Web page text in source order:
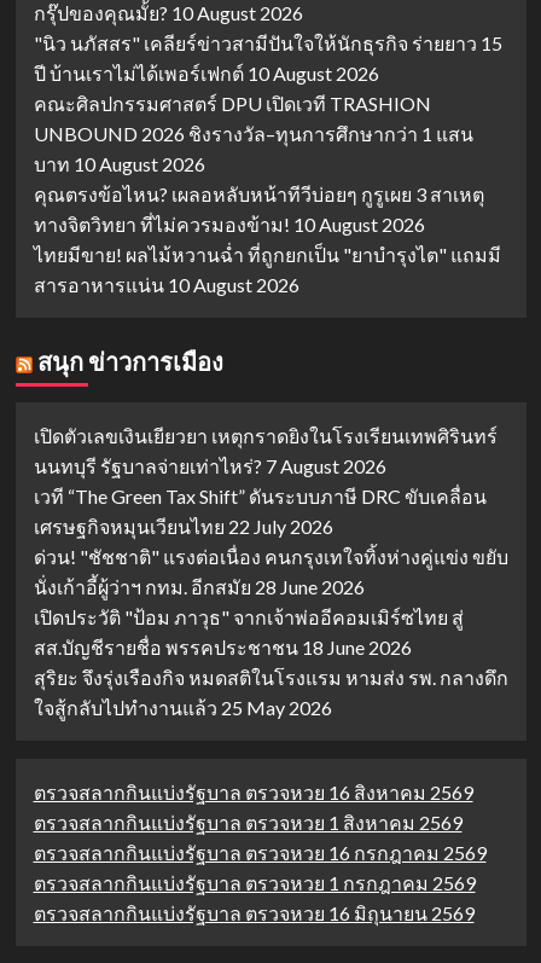
กรุ๊ปของคุณมั้ย? 10 August 2026
"นิว นภัสสร" เคลียร์ข่าวสามีปันใจให้นักธุรกิจ ร่ายยาว 15
ปี บ้านเราไม่ได้เพอร์เฟกต์ 10 August 2026
คณะศิลปกรรมศาสตร์ DPU เปิดเวที TRASHION
UNBOUND 2026 ชิงรางวัล–ทุนการศึกษากว่า 1 แสน
บาท 10 August 2026
คุณตรงข้อไหน? เผลอหลับหน้าทีวีบ่อยๆ กูรูเผย 3 สาเหตุ
ทางจิตวิทยา ที่ไม่ควรมองข้าม! 10 August 2026
ไทยมีขาย! ผลไม้หวานฉ่ำ ที่ถูกยกเป็น "ยาบำรุงไต" แถมมี
สารอาหารแน่น 10 August 2026
สนุก ข่าวการเมือง
เปิดตัวเลขเงินเยียวยา เหตุกราดยิงในโรงเรียนเทพศิรินทร์
นนทบุรี รัฐบาลจ่ายเท่าไหร่? 7 August 2026
เวที “The Green Tax Shift” ดันระบบภาษี DRC ขับเคลื่อน
เศรษฐกิจหมุนเวียนไทย 22 July 2026
ด่วน! "ชัชชาติ" แรงต่อเนื่อง คนกรุงเทใจทิ้งห่างคู่แข่ง ขยับ
นั่งเก้าอี้ผู้ว่าฯ กทม. อีกสมัย 28 June 2026
เปิดประวัติ "ป้อม ภาวุธ" จากเจ้าพ่ออีคอมเมิร์ซไทย สู่
สส.บัญชีรายชื่อ พรรคประชาชน 18 June 2026
สุริยะ จึงรุ่งเรืองกิจ หมดสติในโรงแรม หามส่ง รพ. กลางดึก
ใจสู้กลับไปทำงานแล้ว 25 May 2026
ตรวจสลากกินแบ่งรัฐบาล ตรวจหวย 16 สิงหาคม 2569
ตรวจสลากกินแบ่งรัฐบาล ตรวจหวย 1 สิงหาคม 2569
ตรวจสลากกินแบ่งรัฐบาล ตรวจหวย 16 กรกฎาคม 2569
ตรวจสลากกินแบ่งรัฐบาล ตรวจหวย 1 กรกฎาคม 2569
ตรวจสลากกินแบ่งรัฐบาล ตรวจหวย 16 มิถุนายน 2569